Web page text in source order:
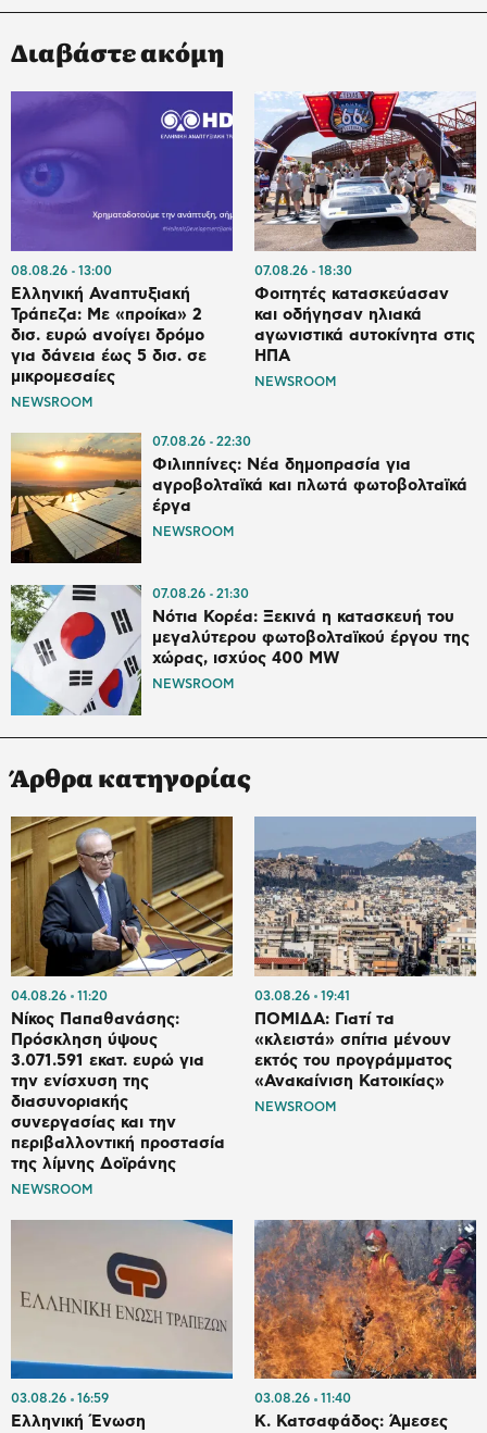
Διαβάστε ακόμη
08.08.26 13:00
Ελληνική Αναπτυξιακή
Τράπεζα: Με «προίκα» 2
δισ. ευρώ ανοίγει δρόμο
για δάνεια έως 5 δισ. σε
μικρομεσαίες
NEWSROOM
07.08.26 18:30
Φοιτητές κατασκεύασαν
και οδήγησαν ηλιακά
αγωνιστικά αυτοκίνητα στις
ΗΠΑ
NEWSROOM
07.08.26 22:30
Φιλιππίνες: Νέα δημοπρασία για
αγροβολταϊκά και πλωτά φωτοβολταϊκά
έργα
NEWSROOM
07.08.26 21:30
Νότια Κορέα: Ξεκινά η κατασκευή του
μεγαλύτερου φωτοβολταϊκού έργου της
χώρας, ισχύος 400 MW
NEWSROOM
Άρθρα κατηγορίας
04.08.26 11:20
Νίκος Παπαθανάσης:
Πρόσκληση ύψους
3.071.591 εκατ. ευρώ για
την ενίσχυση της
διασυνοριακής
συνεργασίας και την
περιβαλλοντική προστασία
της λίμνης Δοϊράνης
NEWSROOM
03.08.26 19:41
ΠΟΜΙΔΑ: Γιατί τα
«κλειστά» σπίτια μένουν
εκτός του προγράμματος
«Ανακαίνιση Κατοικίας»
NEWSROOM
03.08.26 16:59
Ελληνική Ένωση
03.08.26 11:40
Κ. Κατσαφάδος: Άμεσες